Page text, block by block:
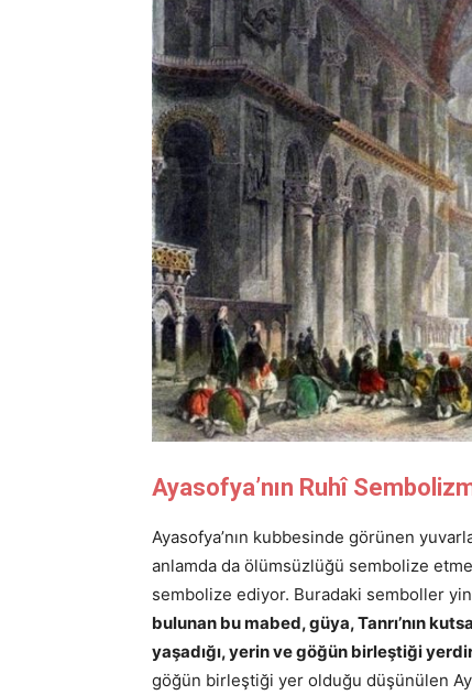
Ayasofya’nın Ruhî
Ayasofya’nın kubbesinde görünen
anlamda da ölümsüzlüğü sembolize
sembolize ediyor. Buradaki semboller
bulunan bu mabed, güya, Tanrı’nın
yaşadığı, yerin ve göğün birleştiği
göğün birleştiği yer olduğu düşünülen